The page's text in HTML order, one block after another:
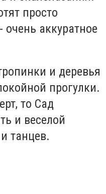
просто
очень аккуратное
и деревья
прогулки.
то Сад
и веселой
танцев.